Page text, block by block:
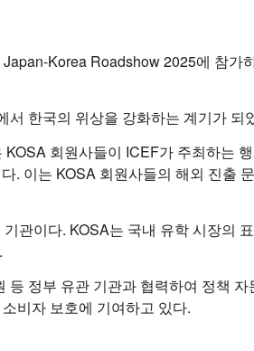
Korea Roadshow 2025에 참가
한국의 위상을 강화하는 계기가 되
회원사들이 ICEF가 주최하는
이는 KOSA 회원사들의 해외 진출
관이다. KOSA는 국내 유학 시장의
정부 유관 기관과 협력하여 정책 자
비자 보호에 기여하고 있다.